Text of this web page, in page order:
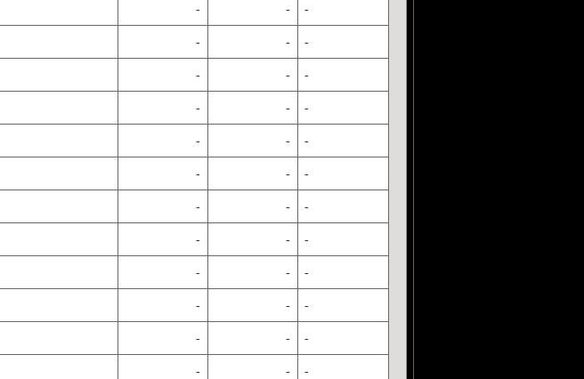
- - -
- - -
- - -
- - -
- - -
- - -
- - -
- - -
- - -
- - -
- - -
- - -